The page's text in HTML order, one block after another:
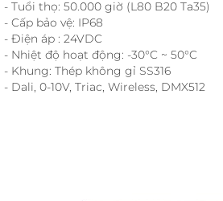
- Tuổi thọ: 50.000 giờ (L80 B20 Ta35)
- Cấp bảo vệ: IP68
- Điện áp : 24VDC
- Nhiệt độ hoạt động: -30°C ~ 50°C
- Khung: Thép không gỉ SS316
- Dali, 0-10V, Triac, Wireless, DMX512